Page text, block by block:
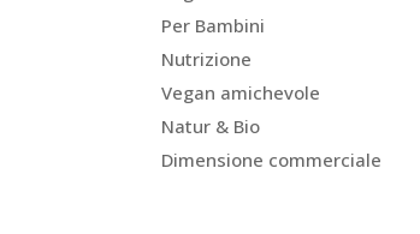
Per Bambini
Nutrizione
Vegan amichevole
Natur & Bio
Dimensione commerciale